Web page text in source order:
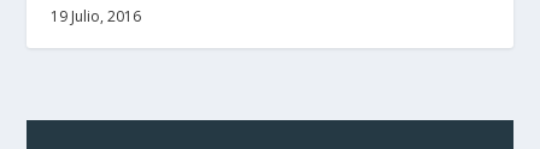
19 Julio, 2016